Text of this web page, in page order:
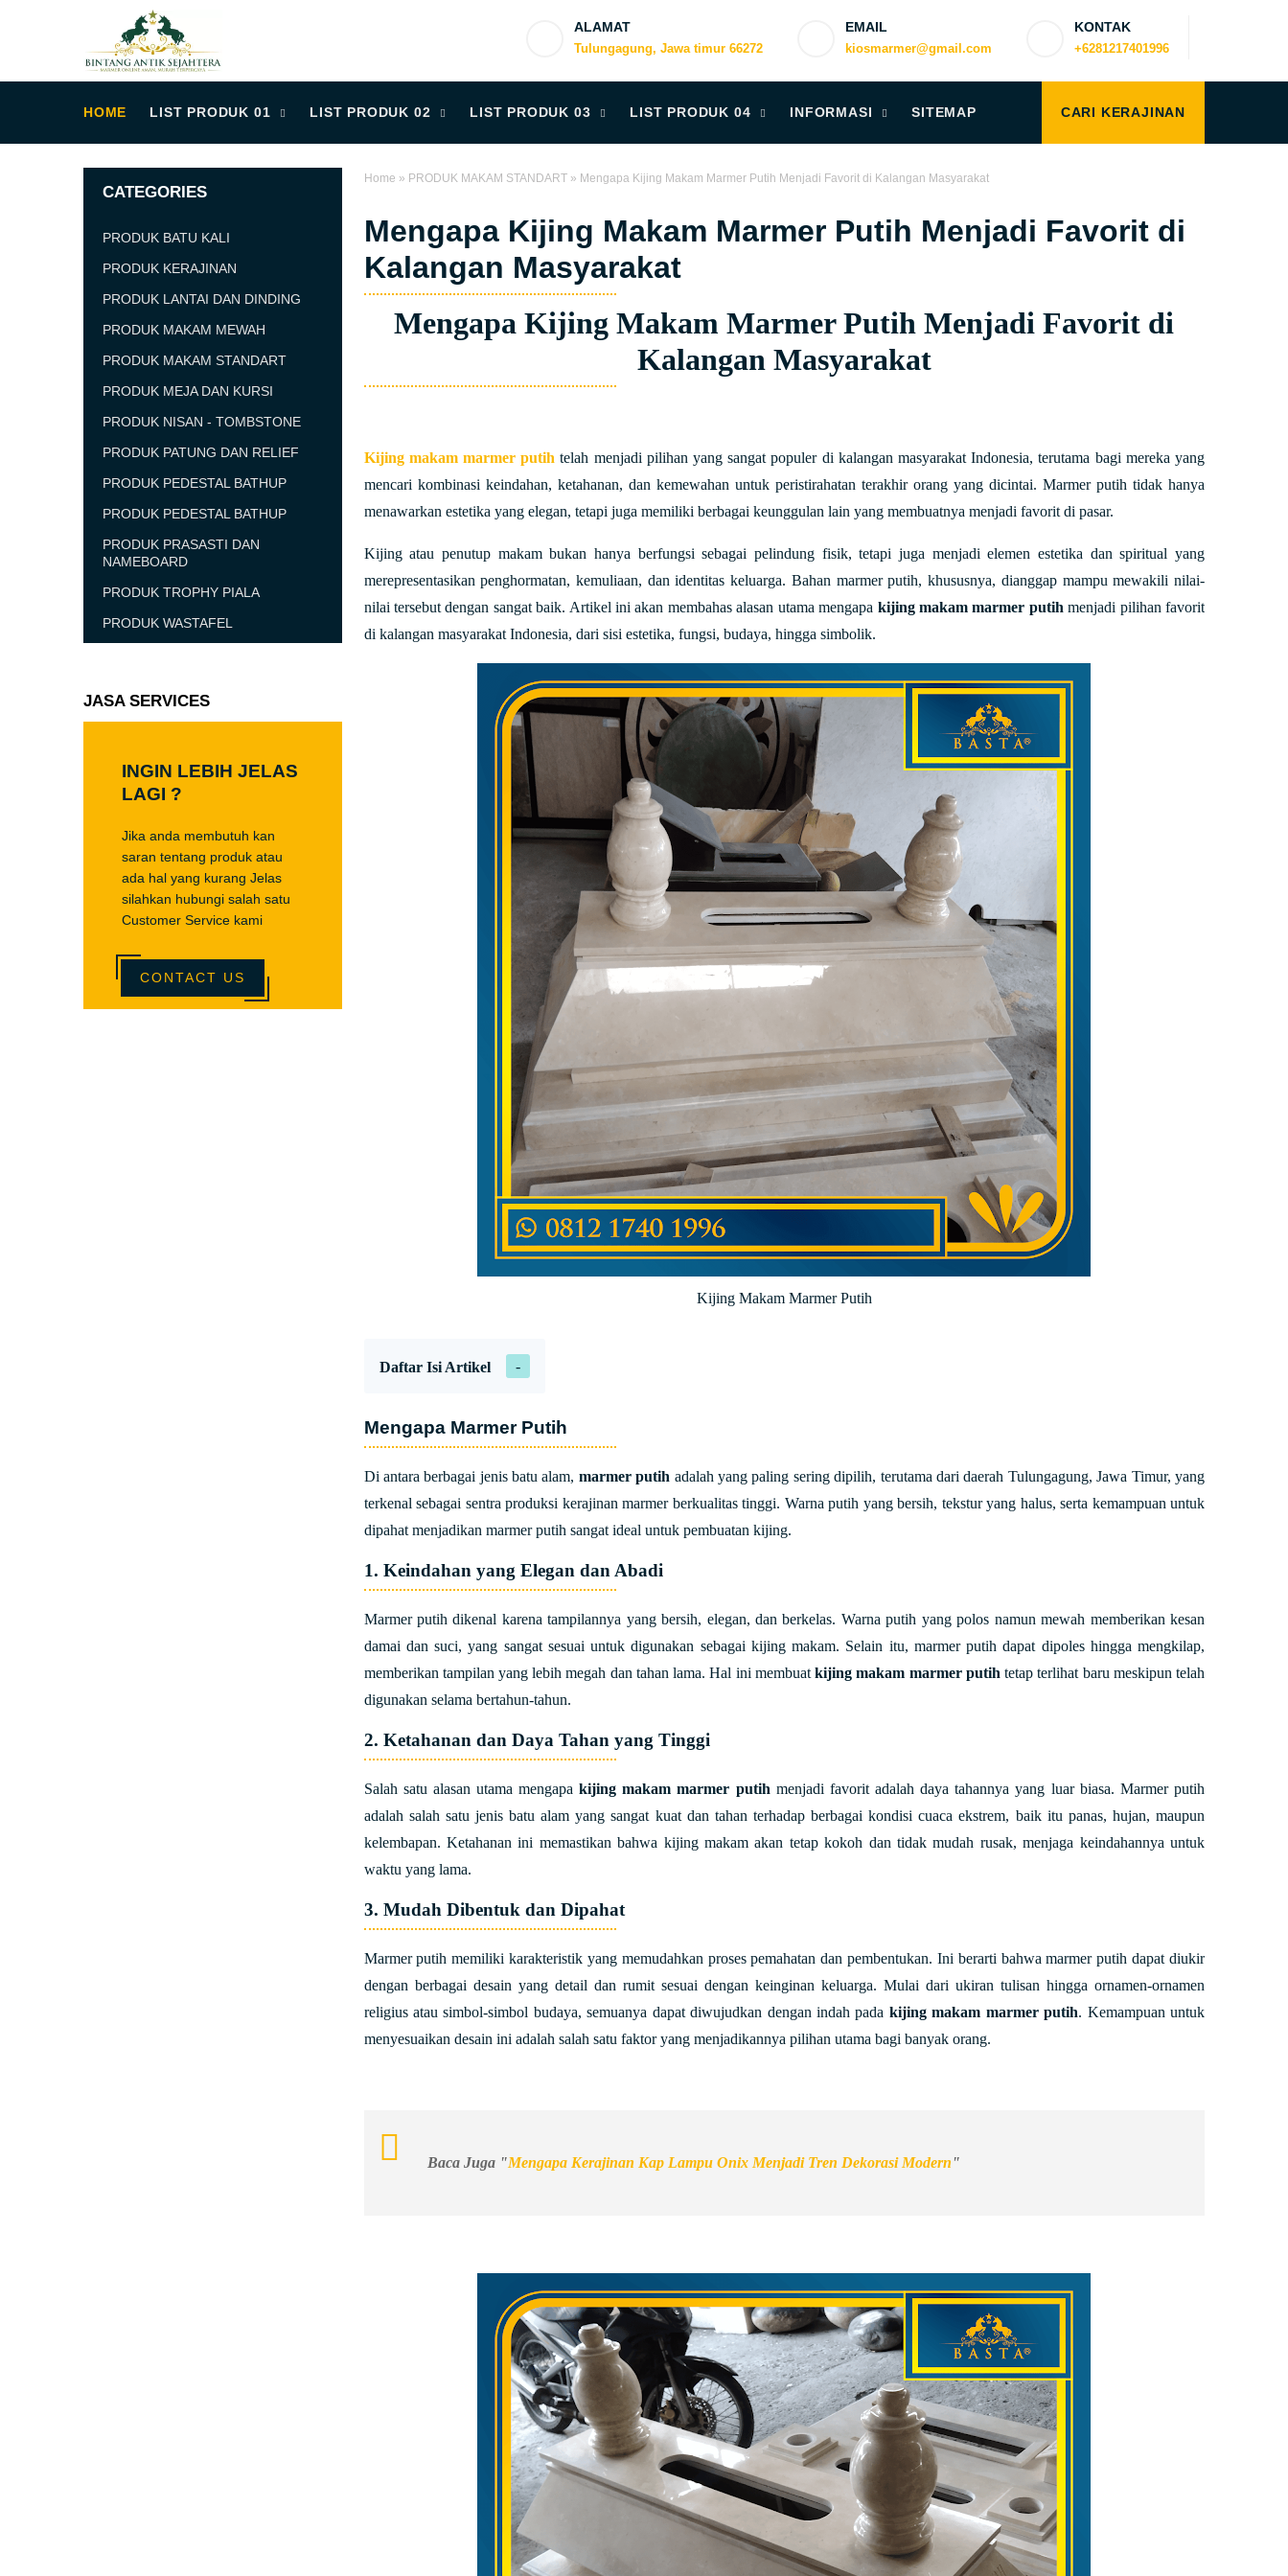
ALAMAT
Tulungagung, Jawa timur 66272
EMAIL
kiosmarmer@gmail.com
KONTAK
+6281217401996
HOME LIST PRODUK 01 LIST PRODUK 02 LIST PRODUK 03 LIST PRODUK 04 INFORMASI SITEMAP CARI KERAJINAN
Home » PRODUK MAKAM STANDART» Mengapa Kijing Makam Marmer Putih Menjadi Favorit di Kalangan Masyarakat
Mengapa Kijing Makam Marmer Putih Menjadi Favorit di
Kalangan Masyarakat
Mengapa Kijing Makam Marmer Putih Menjadi Favorit di
Kalangan Masyarakat
Kijing makam marmer putih telah menjadi pilihan yang sangat populer di kalangan masyarakat Indonesia, terutama bagi mereka yang
mencari kombinasi keindahan, ketahanan, dan kemewahan untuk peristirahatan terakhir orang yang dicintai. Marmer putih tidak hanya
menawarkan estetika yang elegan, tetapi juga memiliki berbagai keunggulan lain yang membuatnya menjadi favorit di pasar.
Kijing atau penutup makam bukan hanya berfungsi sebagai pelindung fisik, tetapi juga menjadi elemen estetika dan spiritual yang
merepresentasikan penghormatan, kemuliaan, dan identitas keluarga. Bahan marmer putih, khususnya, dianggap mampu mewakili nilai-
nilai tersebut dengan sangat baik. Artikel ini akan membahas alasan utama mengapa kijing makam marmer putih menjadi pilihan favorit
di kalangan masyarakat Indonesia, dari sisi estetika, fungsi, budaya, hingga simbolik.
Kijing Makam Marmer Putih
Daftar Isi Artikel
Mengapa Marmer Putih
Di antara berbagai jenis batu alam, marmer putih adalah yang paling sering dipilih, terutama dari daerah Tulungagung, Jawa Timur, yang
terkenal sebagai sentra produksi kerajinan marmer berkualitas tinggi. Warna putih yang bersih, tekstur yang halus, serta kemampuan untuk
dipahat menjadikan marmer putih sangat ideal untuk pembuatan kijing.
1. Keindahan yang Elegan dan Abadi
Marmer putih dikenal karena tampilannya yang bersih, elegan, dan berkelas. Warna putih yang polos namun mewah memberikan kesan
damai dan suci, yang sangat sesuai untuk digunakan sebagai kijing makam. Selain itu, marmer putih dapat dipoles hingga mengkilap,
memberikan tampilan yang lebih megah dan tahan lama. Hal ini membuatkijing makam marmer putih tetap terlihat baru meskipun telah
digunakan selama bertahun-tahun.
2. Ketahanan dan Daya Tahan yang Tinggi
Salah satu alasan utama mengapakijing makam marmer putih menjadi favorit adalah daya tahannya yang luar biasa. Marmer putih
adalah salah satu jenis batu alam yang sangat kuat dan tahan terhadap berbagai kondisi cuaca ekstrem, baik itu panas, hujan, maupun
kelembapan. Ketahanan ini memastikan bahwa kijing makam akan tetap kokoh dan tidak mudah rusak, menjaga keindahannya untuk
waktu yang lama.
3. Mudah Dibentuk dan Dipahat
Marmer putih memiliki karakteristik yang memudahkan proses pemahatan dan pembentukan. Ini berarti bahwa marmer putih dapat diukir
dengan berbagai desain yang detail dan rumit sesuai dengan keinginan keluarga. Mulai dari ukiran tulisan hingga ornamen-ornamen
religius atau simbol-simbol budaya, semuanya dapat diwujudkan dengan indah pada kijing makam marmer putih. Kemampuan untuk
menyesuaikan desain ini adalah salah satu faktor yang menjadikannya pilihan utama bagi banyak orang.
Baca Juga "Mengapa Kerajinan Kap Lampu Onix Menjadi Tren Dekorasi Modern "
CATEGORIES
PRODUK BATU KALI
PRODUK KERAJINAN
PRODUK LANTAI DAN DINDING
PRODUK MAKAM MEWAH
PRODUK MAKAM STANDART
PRODUK MEJA DAN KURSI
PRODUK NISAN - TOMBSTONE
PRODUK PATUNG DAN RELIEF
PRODUK PEDESTAL BATHUP
PRODUK PEDESTAL BATHUP
PRODUK PRASASTI DAN
NAMEBOARD
PRODUK TROPHY PIALA
PRODUK WASTAFEL
JASA SERVICES
INGIN LEBIH JELAS
LAGI ?
Jika anda membutuh kan
saran tentang produk atau
ada hal yang kurang Jelas
silahkan hubungi salah satu
Customer Service kami
CONTACT US